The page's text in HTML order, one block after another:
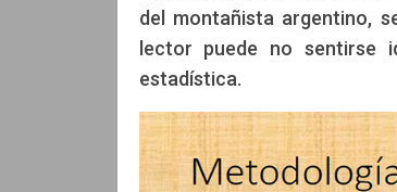
del montañista argentino,
lector puede no sentirse
estadística.